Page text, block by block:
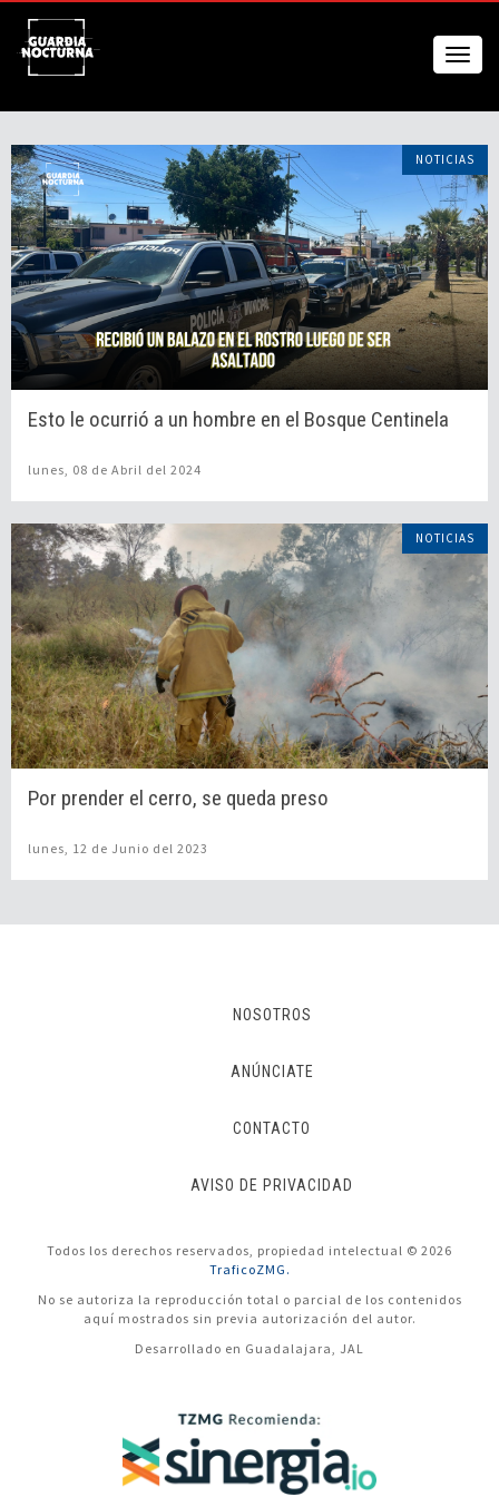
NOTICIAS
Esto le ocurrió a un hombre en el Bosque Centinela
lunes, 08 de Abril del 2024
NOTICIAS
Por prender el cerro, se queda preso
lunes, 12 de Junio del 2023
NOSOTROS
ANÚNCIATE
CONTACTO
AVISO DE PRIVACIDAD
Todos los derechos reservados, propiedad intelectual © 2026
TraficoZMG.
No se autoriza la reproducción total o parcial de los contenidos
aquí mostrados sin previa autorización del autor.
Desarrollado en Guadalajara, JAL